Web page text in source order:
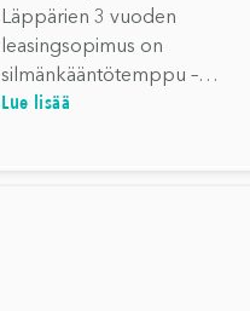
silmänkääntötemppu –
yrityksille se tulee kalliiksi
Läppärien 3 vuoden
leasingsopimus on
silmänkääntötemppu –
yrityksille se tulee kalliiksi
Lue lisää